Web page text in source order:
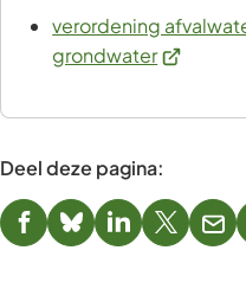
verordening
grondwater(Verwijst
een
website)
Deel deze pagina:
(Verwijst(Verwijst(Verwijst(Verwijst